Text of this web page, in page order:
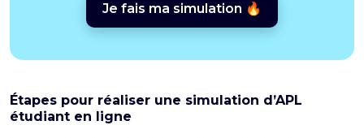
Je fais ma simulation 🔥
Étapes pour réaliser une simulation d’APL
étudiant en ligne